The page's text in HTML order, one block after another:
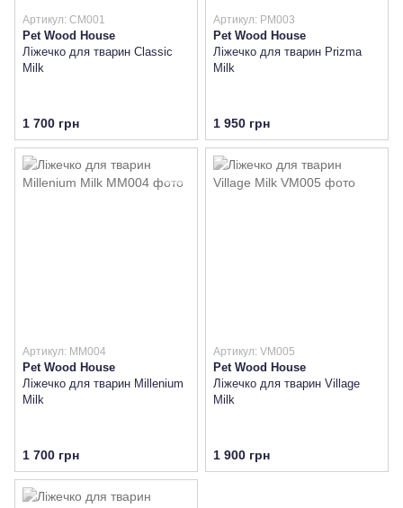
Артикул: CM001
Pet Wood House
Ліжечко для тварин Classic
Milk
1 700 грн
Артикул: PM003
Pet Wood House
Ліжечко для тварин Prizma
Milk
1 950 грн
Артикул: MM004
Pet Wood House
Ліжечко для тварин Millenium
Milk
1 700 грн
Артикул: VM005
Pet Wood House
Ліжечко для тварин Village
Milk
1 900 грн